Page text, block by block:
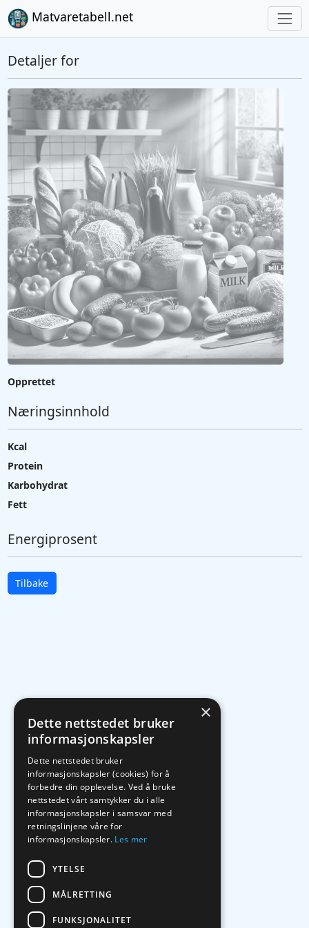
Matvaretabell.net
Detaljer for
Opprettet
Næringsinnhold
Kcal
Protein
Karbohydrat
Fett
Energiprosent
Tilbake
×
Dette nettstedet bruker
informasjonskapsler
Dette nettstedet bruker
informasjonskapsler (cookies) for å
forbedre din opplevelse. Ved å bruke
nettstedet vårt samtykker du i alle
informasjonskapsler i samsvar med
retningslinjene våre for
informasjonskapsler. Les mer
YTELSE
MÅLRETTING
FUNKSJONALITET